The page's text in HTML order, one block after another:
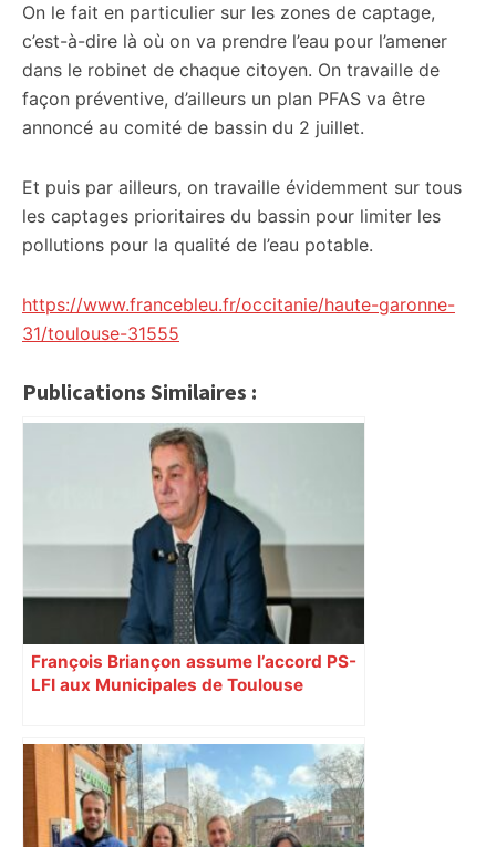
On le fait en particulier sur les zones de captage,
c’est-à-dire là où on va prendre l’eau pour l’amener
dans le robinet de chaque citoyen. On travaille de
façon préventive, d’ailleurs un plan PFAS va être
annoncé au comité de bassin du 2 juillet.
Et puis par ailleurs, on travaille évidemment sur tous
les captages prioritaires du bassin pour limiter les
pollutions pour la qualité de l’eau potable.
https://www.francebleu.fr/occitanie/haute-garonne-
31/toulouse-31555
Publications Similaires :
François Briançon assume l’accord PS-
LFI aux Municipales de Toulouse